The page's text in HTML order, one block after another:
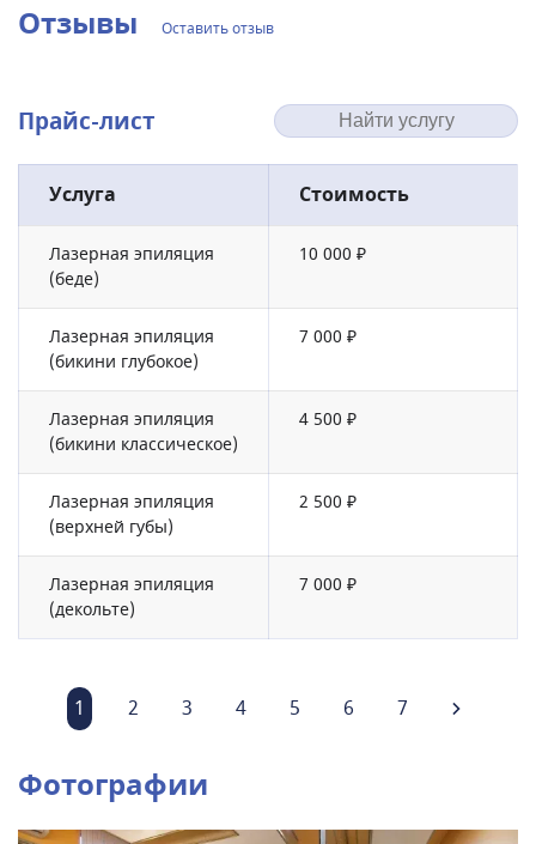
Отзывы Оставить отзыв
Прайс-лист
Услуга Стоимость
Лазерная эпиляция
(беде)
10 000 ₽
Лазерная эпиляция
(бикини глубокое)
7 000 ₽
Лазерная эпиляция
(бикини классическое)
4 500 ₽
Лазерная эпиляция
(верхней губы)
2 500 ₽
Лазерная эпиляция
(декольте)
7 000 ₽
1 2 3 4 5 6 7
Фотографии